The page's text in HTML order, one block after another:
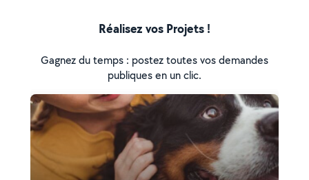
Réalisez vos Projets !
Gagnez du temps : postez toutes vos demandes
publiques en un clic.